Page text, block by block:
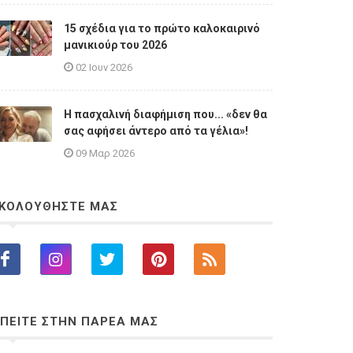
15 σχέδια για το πρώτο καλοκαιρινό
μανικιούρ του 2026
02 Ιουν 2026
Η πασχαλινή διαφήμιση που... «δεν θα
σας αφήσει άντερο από τα γέλια»!
09 Μαρ 2026
ΜΑΣ
ΣΤΗΝ ΠΑΡΕΑ ΜΑΣ